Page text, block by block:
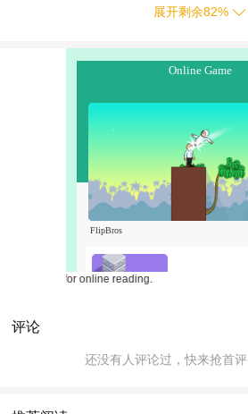
展开剩余82%
for online reading.
评论
还没有人评论过，快来抢首评